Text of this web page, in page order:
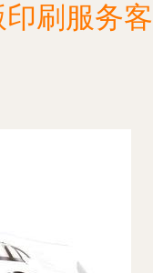
刷服务客